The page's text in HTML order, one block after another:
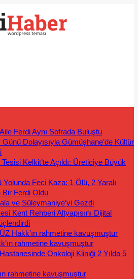
Ferdi Aynı Sofrada Buluştu
Dolayısıyla Gümüşhane’de Kültür
Kelkit’te Açıldı: Üreticiye Büyük
Yolunda Feci Kaza: 1 Ölü, 2 Yaralı
Bir Ferdi Oldu
ve Süleymaniye’yi Gezdi
Kent Rehberi Altyapısını Dijital
Hakk’ın rahmetine kavuşmuştur
rahmetine kavuşmuştur
Onkoloji Kliniği 2 Yılda 5
rahmetine kavuşmuştur